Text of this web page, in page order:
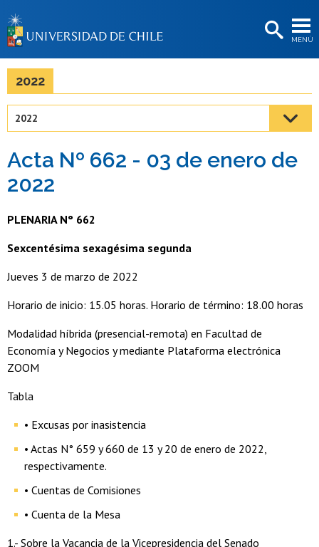
MENÚ
BIBLIOTECAS
Estudiantes
Académicas/os
2022
2022
Acta Nº 662 - 03 de enero de
2022
PLENARIA N° 662
Sexcentésima sexagésima segunda
Jueves 3 de marzo de 2022
Horario de inicio: 15.05 horas. Horario de término: 18.00 horas
Modalidad híbrida (presencial-remota) en Facultad de
Economía y Negocios y mediante Plataforma electrónica
ZOOM
Tabla
• Excusas por inasistencia
• Actas N° 659 y 660 de 13 y 20 de enero de 2022,
respectivamente.
• Cuentas de Comisiones
• Cuenta de la Mesa
1.- Sobre la Vacancia de la Vicepresidencia del Senado